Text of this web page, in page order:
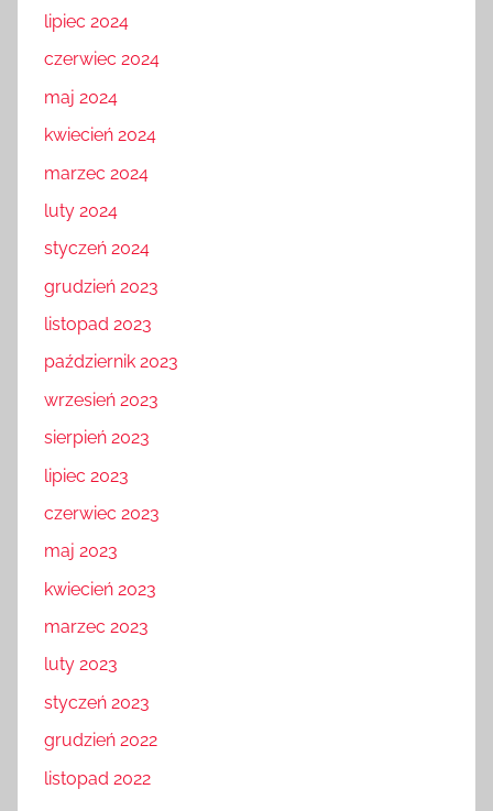
lipiec 2024
czerwiec 2024
maj 2024
kwiecień 2024
marzec 2024
luty 2024
styczeń 2024
grudzień 2023
listopad 2023
październik 2023
wrzesień 2023
sierpień 2023
lipiec 2023
czerwiec 2023
maj 2023
kwiecień 2023
marzec 2023
luty 2023
styczeń 2023
grudzień 2022
listopad 2022